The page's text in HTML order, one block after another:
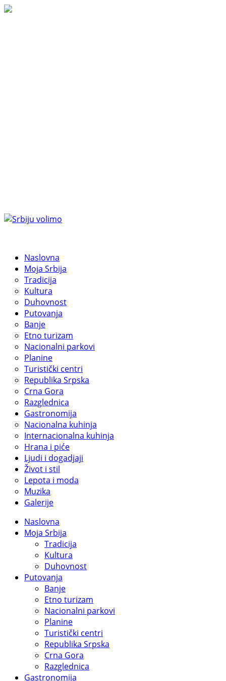
Naslovna
Moja Srbija
Tradicija
Kultura
Duhovnost
Putovanja
Banje
Etno turizam
Nacionalni parkovi
Planine
Turistički centri
Republika Srpska
Crna Gora
Razglednica
Gastronomija
Nacionalna kuhinja
Internacionalna kuhinja
Hrana i piće
Ljudi i dogadjaji
Život i stil
Lepota i moda
Muzika
Galerije
Naslovna
Moja Srbija
Tradicija
Kultura
Duhovnost
Putovanja
Banje
Etno turizam
Nacionalni parkovi
Planine
Turistički centri
Republika Srpska
Crna Gora
Razglednica
Gastronomija